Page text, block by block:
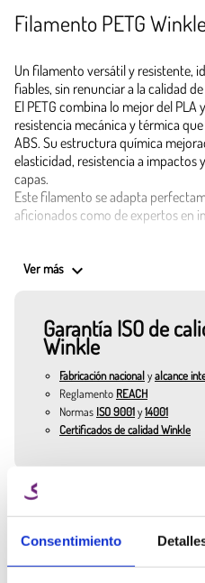
Consentimiento
Filamento PETG
Un filamento versátil y resistente,
fiables, sin renunciar a la calidad
El PETG combina lo mejor del
resistencia mecánica y térmica
ABS. Su estructura química
elasticidad, resistencia a impactos
capas.
Este filamento se adapta
aficionados como de expertos en
rayos UV y los productos
Con diámetros precisos de 1,75
uniformemente a temperaturas
impresiones limpias, sin warping, y
recomendada entre 60ºC y 80ºC.
Dispones de tres presentaciones
300 g – Ideal para pruebas o
3 kg – Perfecto para producciones
Aplicaciones del Filamento
Piezas mecánicas resistentes.
Prototipos funcionales.
Ver más keyboard_arrow_down
Garantía ISO de
Winkle
Fabricación nacionalyalcance
Reglamento REACH
Normas ISO 9001y14001
Certificados de calidad Winkle
¿Necesitas ayuda
de un experto?
Habla con el equipo Winkle y